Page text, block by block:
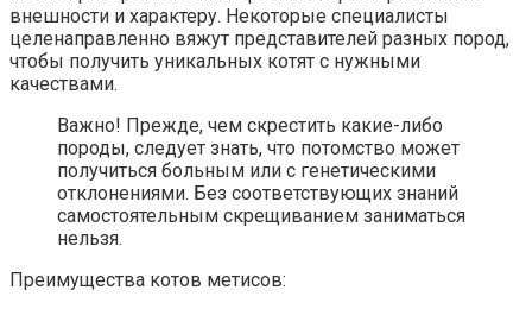
внешности и характеру. Некоторые специалисты
целенаправленно вяжут представителей разных пород,
чтобы получить уникальных котят с нужными
качествами.
Важно! Прежде, чем скрестить какие-либо
породы, следует знать, что потомство может
получиться больным или с генетическими
отклонениями. Без соответствующих знаний
самостоятельным скрещиванием заниматься
нельзя.
Преимущества котов метисов: